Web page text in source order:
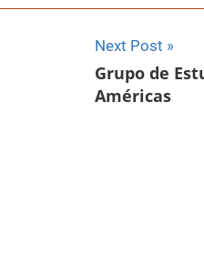
Next Post
Grupo de
Américas